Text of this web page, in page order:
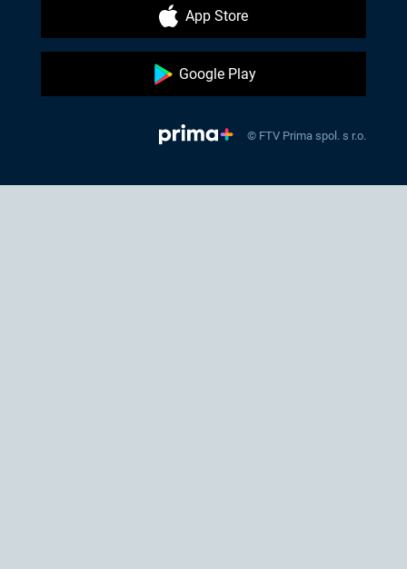
App Store
Google Play
© FTV Prima spol. s r.o.